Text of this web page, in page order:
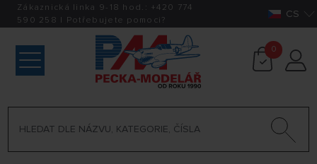
Zákaznická linka 9-18 hod.: +420 774
590 258 | Potřebujete pomoci? CS
0